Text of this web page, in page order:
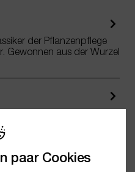
der Pflanzenpflege
Gewonnen aus der Wurzel
paar Cookies